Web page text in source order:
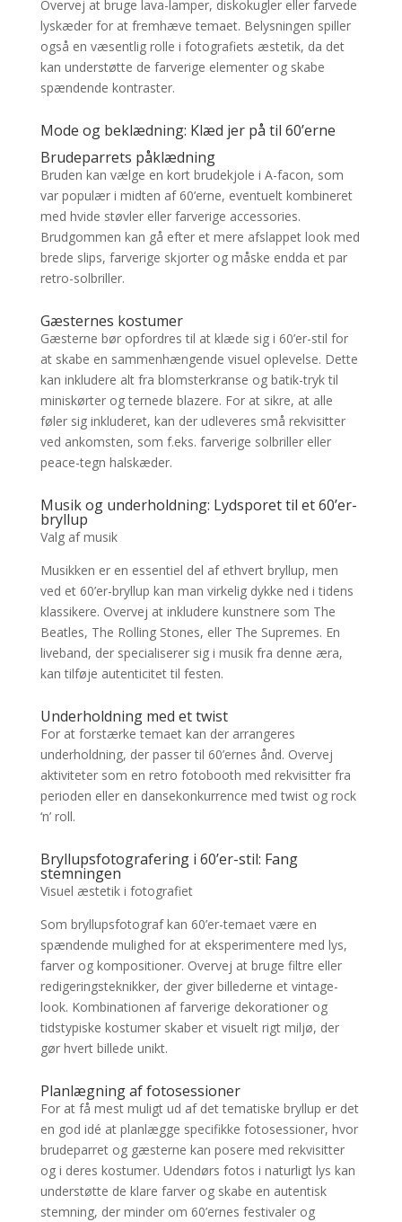
Overvej at bruge lava-lamper, diskokugler eller farvede
lyskæder for at fremhæve temaet. Belysningen spiller
også en væsentlig rolle i fotografiets æstetik, da det
kan understøtte de farverige elementer og skabe
spændende kontraster.
Mode og beklædning: Klæd jer på til 60’erne
Brudeparrets påklædning
Bruden kan vælge en kort brudekjole i A-facon, som
var populær i midten af 60’erne, eventuelt kombineret
med hvide støvler eller farverige accessories.
Brudgommen kan gå efter et mere afslappet look med
brede slips, farverige skjorter og måske endda et par
retro-solbriller.
Gæsternes kostumer
Gæsterne bør opfordres til at klæde sig i 60’er-stil for
at skabe en sammenhængende visuel oplevelse. Dette
kan inkludere alt fra blomsterkranse og batik-tryk til
miniskørter og ternede blazere. For at sikre, at alle
føler sig inkluderet, kan der udleveres små rekvisitter
ved ankomsten, som f.eks. farverige solbriller eller
peace-tegn halskæder.
Musik og underholdning: Lydsporet til et 60’er-
bryllup
Valg af musik
Musikken er en essentiel del af ethvert bryllup, men
ved et 60’er-bryllup kan man virkelig dykke ned i tidens
klassikere. Overvej at inkludere kunstnere som The
Beatles, The Rolling Stones, eller The Supremes. En
liveband, der specialiserer sig i musik fra denne æra,
kan tilføje autenticitet til festen.
Underholdning med et twist
For at forstærke temaet kan der arrangeres
underholdning, der passer til 60’ernes ånd. Overvej
aktiviteter som en retro fotobooth med rekvisitter fra
perioden eller en dansekonkurrence med twist og rock
‘n’ roll.
Bryllupsfotografering i 60’er-stil: Fang
stemningen
Visuel æstetik i fotografiet
Som bryllupsfotograf kan 60’er-temaet være en
spændende mulighed for at eksperimentere med lys,
farver og kompositioner. Overvej at bruge filtre eller
redigeringsteknikker, der giver billederne et vintage-
look. Kombinationen af farverige dekorationer og
tidstypiske kostumer skaber et visuelt rigt miljø, der
gør hvert billede unikt.
Planlægning af fotosessioner
For at få mest muligt ud af det tematiske bryllup er det
en god idé at planlægge specifikke fotosessioner, hvor
brudeparret og gæsterne kan posere med rekvisitter
og i deres kostumer. Udendørs fotos i naturligt lys kan
understøtte de klare farver og skabe en autentisk
stemning, der minder om 60’ernes festivaler og